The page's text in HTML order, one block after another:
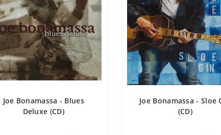
Joe Bonamassa - Blues
Deluxe (CD)
Joe Bonamassa - Sloe
(CD)